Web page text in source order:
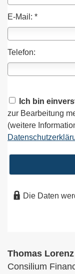
E-Mail: *
Telefon:
Ich bin
zur Bearbeitung
(weitere
Die Daten
Thomas Lorenz
Consilium